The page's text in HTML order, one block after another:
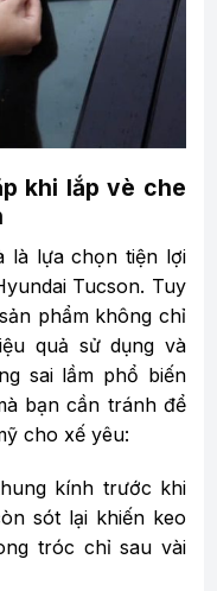
khi lắp vè che
là lựa chọn tiện lợi
Tucson. Tuy
phẩm không chỉ
quả sử dụng và
sai lầm phổ biến
bạn cần tránh để
cho xế yêu:
kính trước khi
sót lại khiến keo
tróc chỉ sau vài